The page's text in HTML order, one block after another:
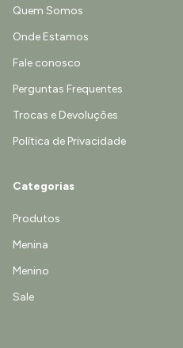
Quem Somos
Onde Estamos
Fale conosco
Perguntas Frequentes
Trocas e Devoluções
Política de Privacidade
Categorias
Produtos
Menina
Menino
Sale